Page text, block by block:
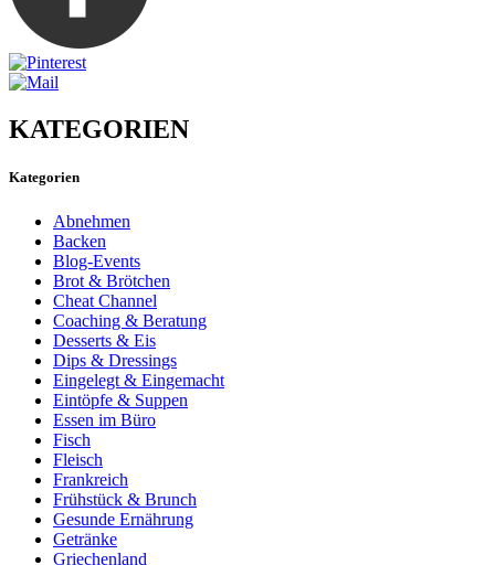
KATEGORIEN
Kategorien
Abnehmen
Backen
Blog-Events
Brot & Brötchen
Cheat Channel
Coaching & Beratung
Desserts & Eis
Dips & Dressings
Eingelegt & Eingemacht
Eintöpfe & Suppen
Essen im Büro
Fisch
Fleisch
Frankreich
Frühstück & Brunch
Gesunde Ernährung
Getränke
Griechenland